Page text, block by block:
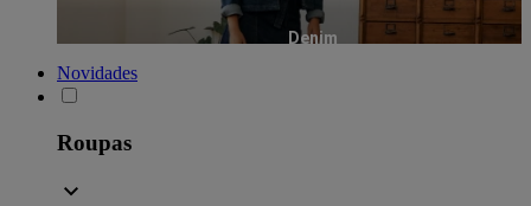
Denim
Novidades
Roupas